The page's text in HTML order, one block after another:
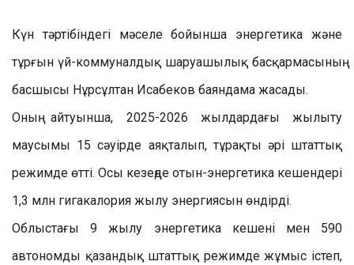
Күн тәртібіндегі мәселе бойынша энергетика және
тұрғын үй-коммуналдық шаруашылық басқармасының
басшысы Нұрсұлтан Исабеков баяндама жасады.
Оның айтуынша, 2025-2026 жылдардағы жылыту
маусымы 15 сәуірде аяқталып, тұрақты әрі штаттық
режимде өтті. Осы кезеңде отын-энергетика кешендері
1,3 млн гигакалория жылу энергиясын өндірді.
Облыстағы 9 жылу энергетика кешені мен 590
автономды қазандық штаттық режимде жұмыс істеп,